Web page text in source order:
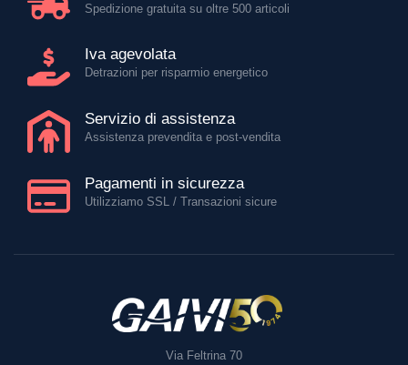
Spedizione gratuita su oltre 500 articoli
Iva agevolata
Detrazioni per risparmio energetico
Servizio di assistenza
Assistenza prevendita e post-vendita
Pagamenti in sicurezza
Utilizziamo SSL / Transazioni sicure
Via Feltrina 70